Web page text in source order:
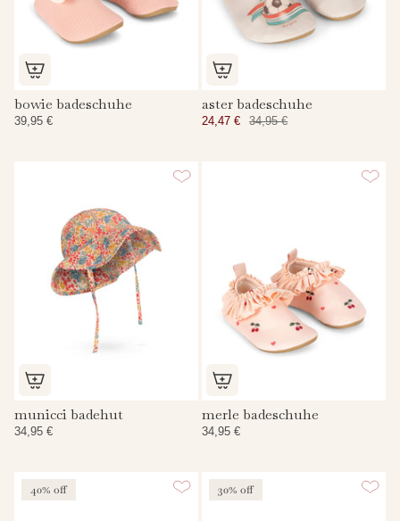
bowie badeschuhe
39,95 €
aster badeschuhe
24,47 € 34,95 €
municci badehut
34,95 €
merle badeschuhe
34,95 €
40% off 30% off